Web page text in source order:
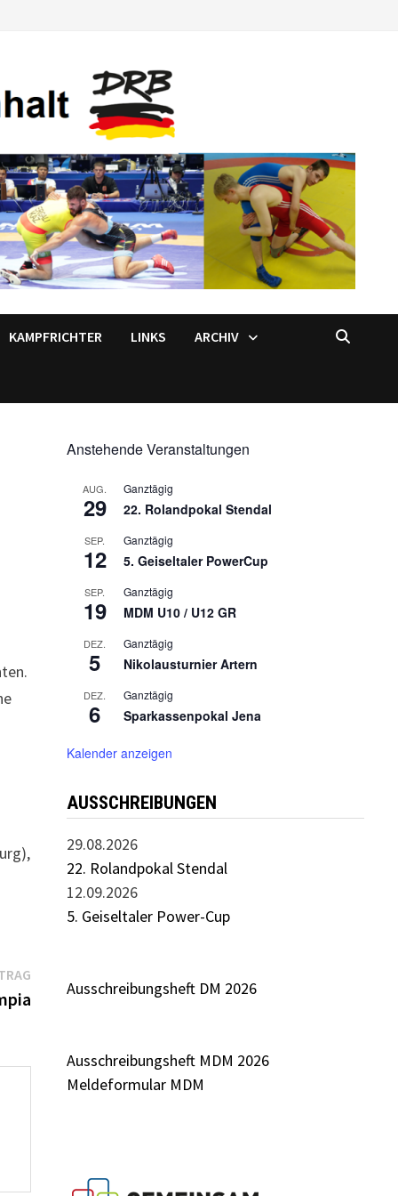
KAMPFRICHTER LINKS ARCHIV
Nächster
Beitrag:
Anstehende Veranstaltungen
AUG.
29
Ganztägig
22. Rolandpokal Stendal
SEP.
12
Ganztägig
5. Geiseltaler PowerCup
SEP.
19
Ganztägig
MDM U10 / U12 GR
DEZ.
5
Ganztägig
Nikolausturnier Artern
DEZ.
6
Ganztägig
Sparkassenpokal Jena
Kalender anzeigen
AUSSCHREIBUNGEN
29.08.2026
22. Rolandpokal Stendal
12.09.2026
5. Geiseltaler Power-Cup
Ausschreibungsheft DM 2026
Ausschreibungsheft MDM 2026
Meldeformular MDM